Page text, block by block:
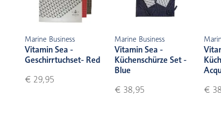
Marine Business
Vitamin Sea -
Geschirrtuchset- Red
€ 29,95
Marine Business
Vitamin Sea -
Küchenschürze Set -
Blue
€ 38,95
€